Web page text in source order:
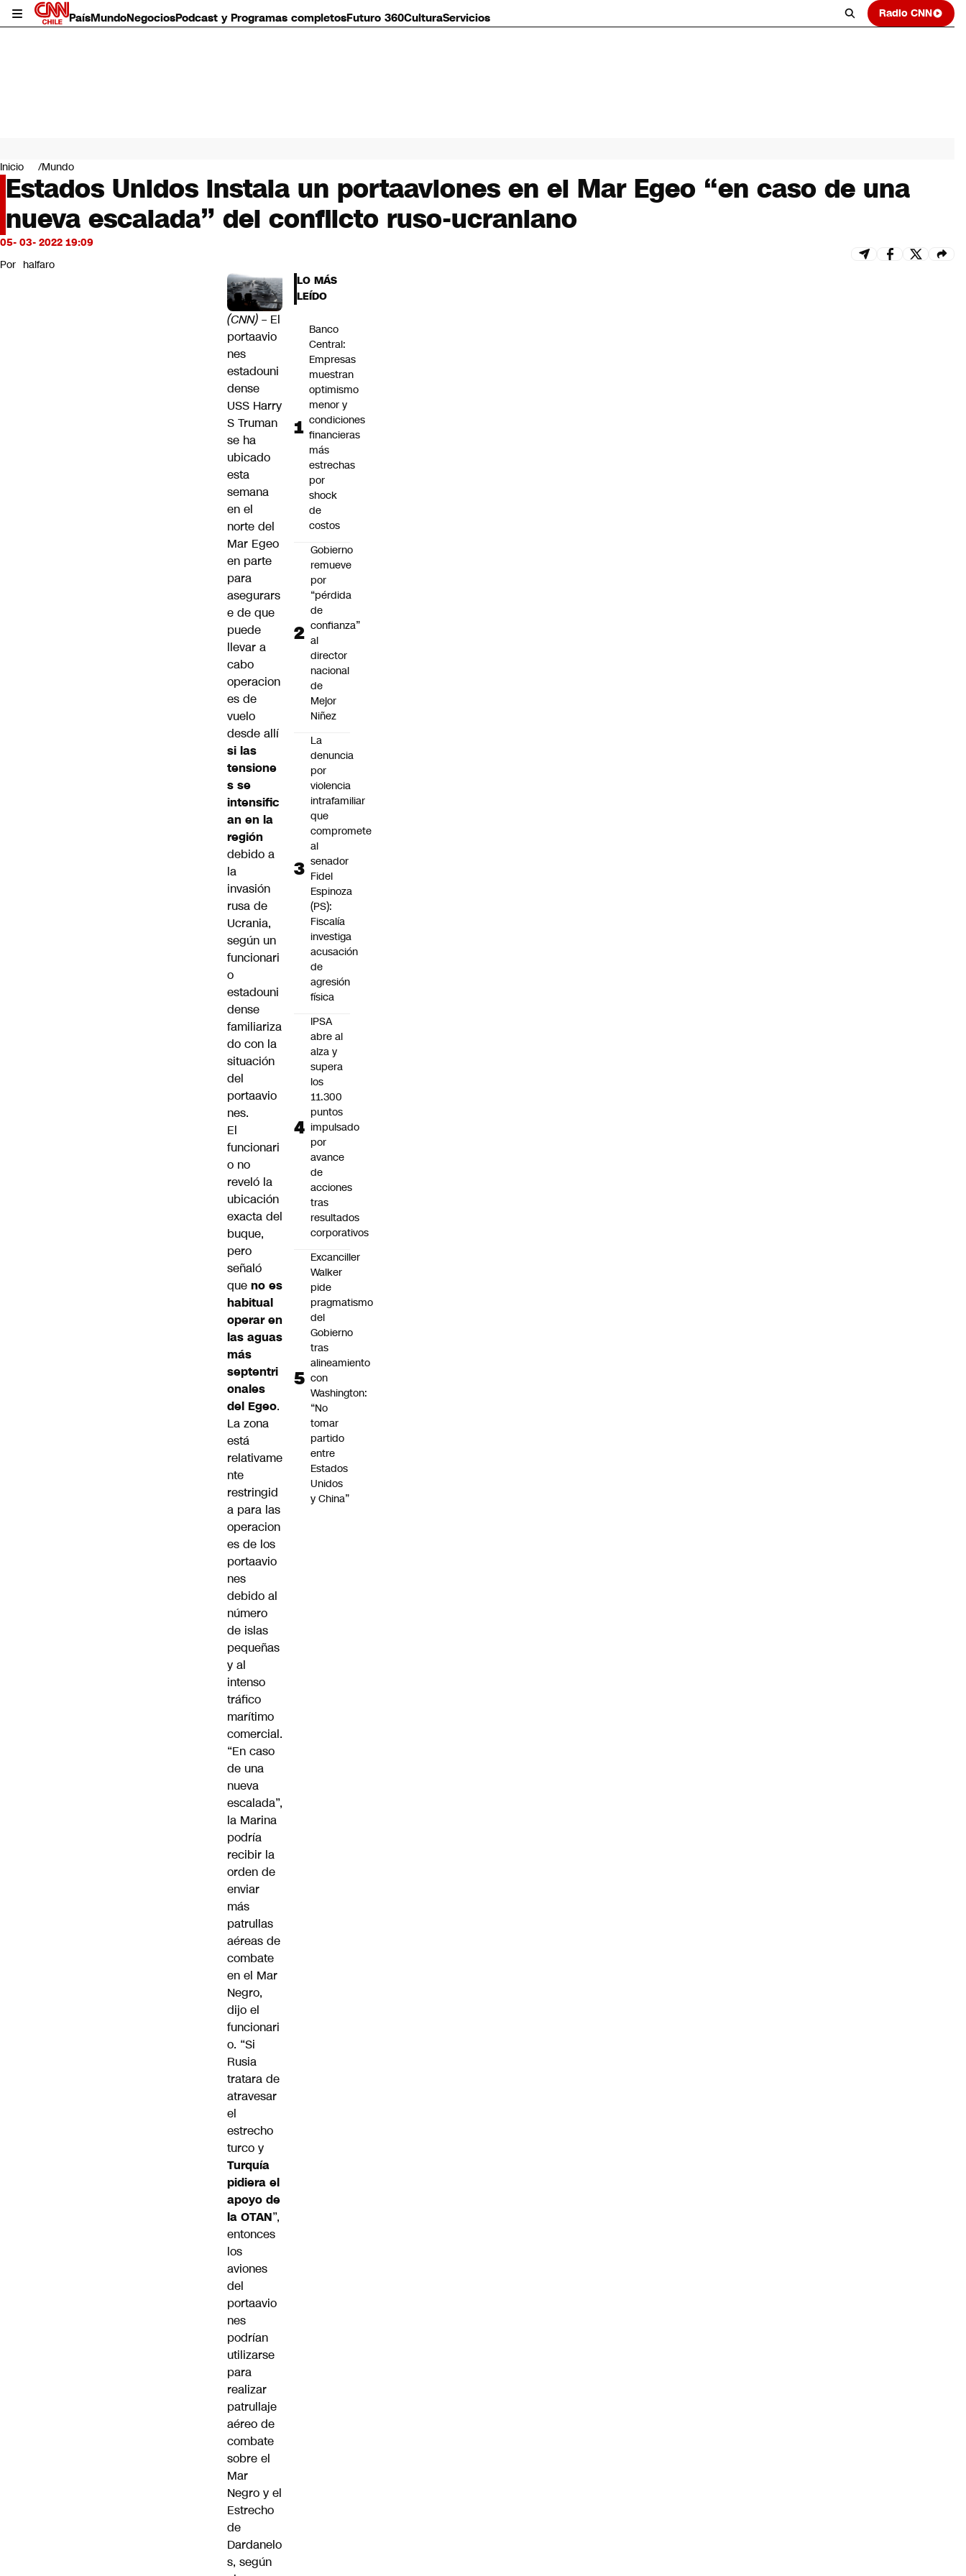
PaísMundoNegociosPodcast y Programas completosFuturo 360CulturaServicios Radio CNN
Mundo
Negocios
Deportes
Programas completos
Cultura
Servicios
Bits
CNN Data
Inicio Mundo
Estados Unidos instala un portaaviones en el Mar Egeo “en caso de una
nueva escalada” del conflicto ruso-ucraniano
05- 03- 2022 19:09
Por halfaro
(CNN) – El
portaavio
nes
estadouni
dense
USS Harry
S Truman
se ha
ubicado
esta
semana
en el
norte del
Mar Egeo
en parte
para
asegurars
e de que
puede
llevar a
cabo
operacion
es de
vuelo
desde allí
si las
tensione
s se
intensific
an en la
región
debido a
la
invasión
rusa de
Ucrania,
según un
funcionari
o
estadouni
dense
familiariza
do con la
situación
del
portaavio
nes.
El
funcionari
o no
reveló la
ubicación
exacta del
buque,
pero
señaló
que no es
habitual
operar en
las aguas
más
septentri
onales
del Egeo.
La zona
está
relativame
nte
restringid
a para las
operacion
es de los
portaavio
nes
debido al
número
de islas
pequeñas
y al
intenso
tráfico
marítimo
comercial.
“En caso
de una
nueva
escalada”,
la Marina
podría
recibir la
orden de
enviar
más
patrullas
aéreas de
combate
en el Mar
Negro,
dijo el
funcionari
o. “Si
Rusia
tratara de
atravesar
el
estrecho
turco y
Turquía
pidiera el
apoyo de
la OTAN”,
entonces
los
aviones
del
portaavio
nes
podrían
utilizarse
para
realizar
patrullaje
aéreo de
combate
sobre el
Mar
Negro y el
Estrecho
de
Dardanelo
s, según
LO MÁS
LEÍDO
Banco
Central:
Empresas
muestran
optimismo
menor y
condiciones
financieras
más
estrechas
por
shock
de
costos
Gobierno
remueve
por
“pérdida
de
confianza”
al
director
nacional
de
Mejor
Niñez
La
denuncia
por
violencia
intrafamiliar
que
compromete
al
senador
Fidel
Espinoza
(PS):
Fiscalía
investiga
acusación
de
agresión
física
IPSA
abre al
alza y
supera
los
11.300
puntos
impulsado
por
avance
de
acciones
tras
resultados
corporativos
Excanciller
Walker
pide
pragmatismo
del
Gobierno
tras
alineamiento
con
Washington:
“No
tomar
partido
entre
Estados
Unidos
y China”